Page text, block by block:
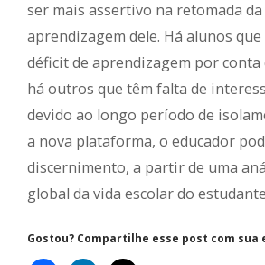
ser mais assertivo na retomada
aprendizagem dele. Há alunos
déficit de aprendizagem por conta
há outros que têm falta de
devido ao longo período de
a nova plataforma, o educador
discernimento, a partir de uma
global da vida escolar do
Gostou? Compartilhe esse post com sua